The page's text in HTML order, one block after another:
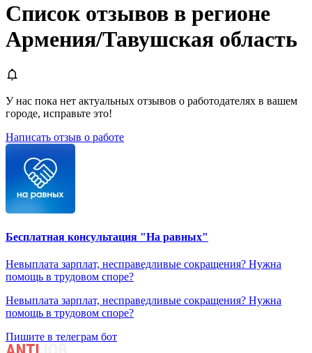
Список отзывов в регионе
Армения/Тавушская область
У нас пока нет актуальных отзывов о работодателях в вашем
городе, исправьте это!
Написать отзыв о работе
Бесплатная консультация "На равных"
Невыплата зарплат, несправедливые сокращения? Нужна
помощь в трудовом споре?
Невыплата зарплат, несправедливые сокращения? Нужна
помощь в трудовом споре?
Пишите в телеграм бот